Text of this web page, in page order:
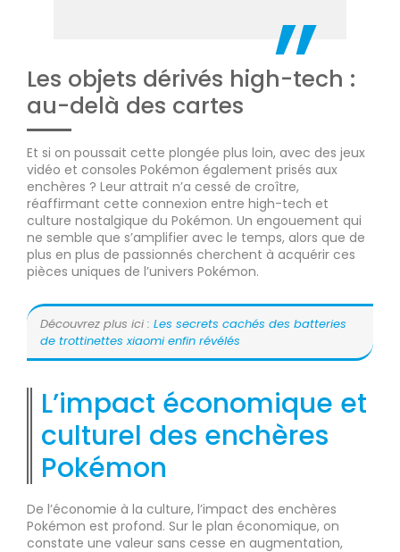
Les objets dérivés high-tech :
au-delà des cartes
Et si on poussait cette plongée plus loin, avec des jeux
vidéo et consoles Pokémon également prisés aux
enchères ? Leur attrait n’a cessé de croître,
réaffirmant cette connexion entre high-tech et
culture nostalgique du Pokémon. Un engouement qui
ne semble que s’amplifier avec le temps, alors que de
plus en plus de passionnés cherchent à acquérir ces
pièces uniques de l’univers Pokémon.
Découvrez plus ici : Les secrets cachés des batteries
de trottinettes xiaomi enfin révélés
L’impact économique et
culturel des enchères
Pokémon
De l’économie à la culture, l’impact des enchères
Pokémon est profond. Sur le plan économique, on
constate une valeur sans cesse en augmentation,